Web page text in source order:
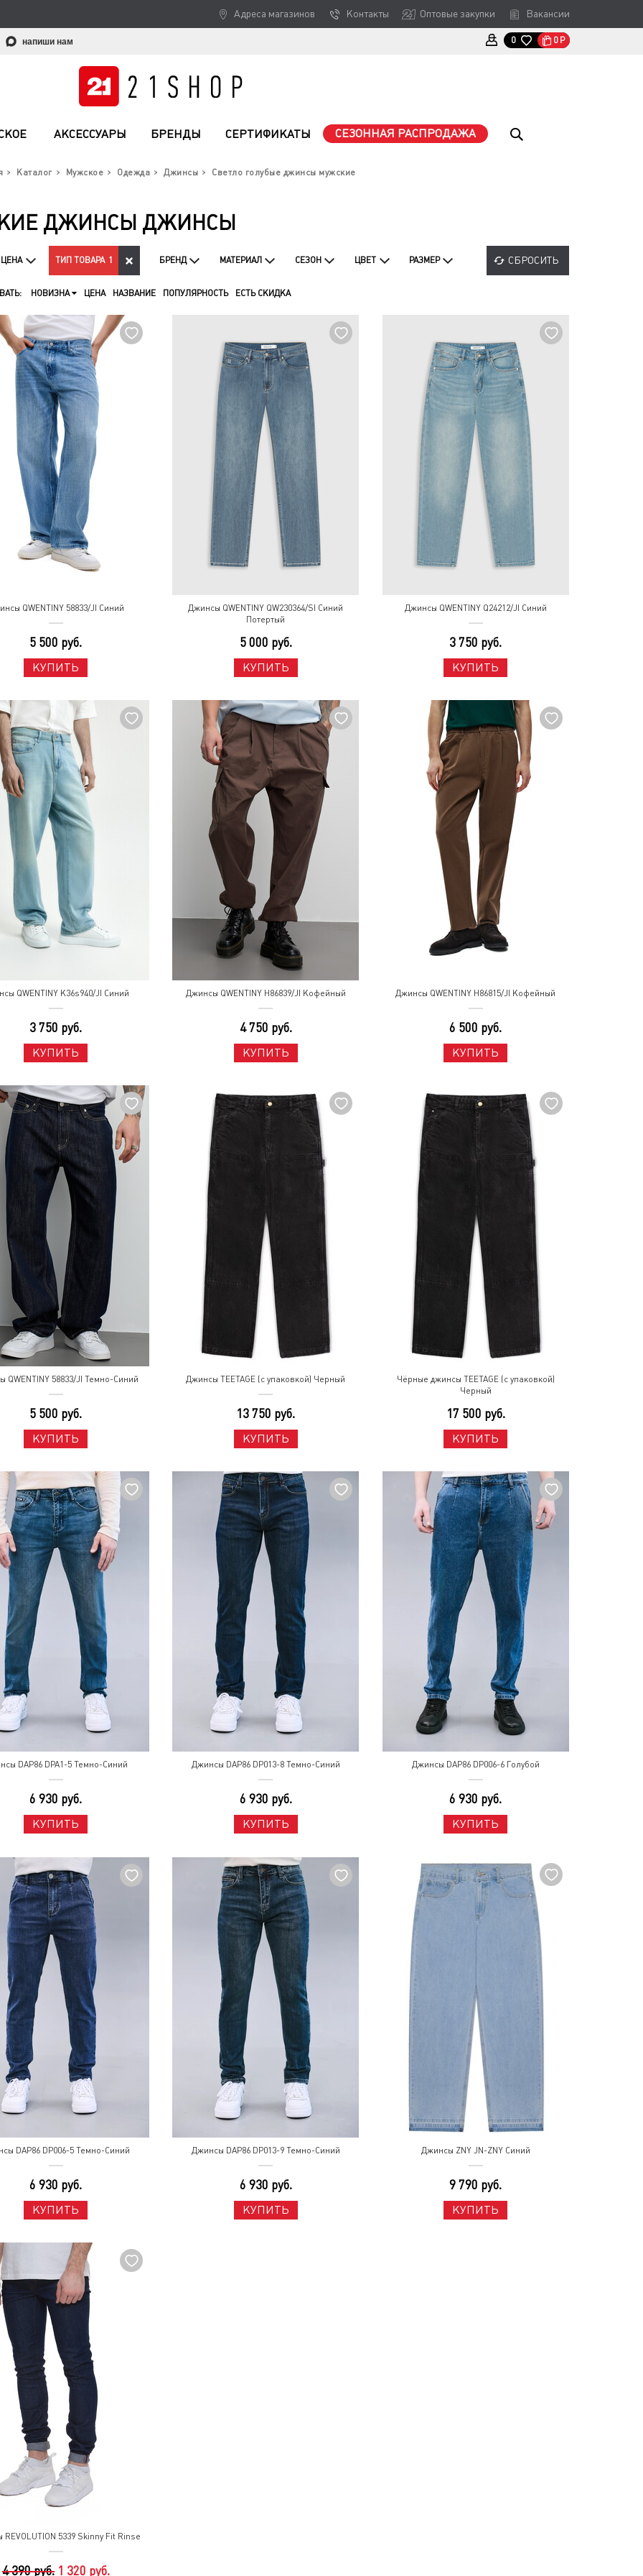
Адреса магазинов Контакты Оптовые закупки Вакансии
напиши нам 0 0 Р
АКСЕССУАРЫ БРЕНДЫ СЕРТИФИКАТЫ СЕЗОННАЯ РАСПРОДАЖА
Каталог Мужское Одежда Джинсы Светло голубые джинсы мужские
ДЖИНСЫ ДЖИНСЫ
ЦЕНА ТИП ТОВАРА 1 БРЕНД МАТЕРИАЛ СЕЗОН ЦВЕТ РАЗМЕР СБРОСИТЬ
НОВИЗНА ЦЕНА НАЗВАНИЕ ПОПУЛЯРНОСТЬ ЕСТЬ СКИДКА
QWENTINY 58833/JI Синий
5 500 руб.
КУПИТЬ
Джинсы QWENTINY QW230364/SI Синий
Потертый
5 000 руб.
КУПИТЬ
Джинсы QWENTINY Q24212/JI Синий
3 750 руб.
КУПИТЬ
QWENTINY K36s940/JI Синий
3 750 руб.
КУПИТЬ
Джинсы QWENTINY H86839/JI Кофейный
4 750 руб.
КУПИТЬ
Джинсы QWENTINY H86815/JI Кофейный
6 500 руб.
КУПИТЬ
QWENTINY 58833/JI Темно-Синий
5 500 руб.
КУПИТЬ
Джинсы TEETAGE (с упаковкой) Черный
13 750 руб.
КУПИТЬ
Чёрные джинсы TEETAGE (с упаковкой)
Черный
17 500 руб.
КУПИТЬ
DAP86 DPA1-5 Темно-Синий
6 930 руб.
КУПИТЬ
Джинсы DAP86 DP013-8 Темно-Синий
6 930 руб.
КУПИТЬ
Джинсы DAP86 DP006-6 Голубой
6 930 руб.
КУПИТЬ
DAP86 DP006-5 Темно-Синий
6 930 руб.
КУПИТЬ
Джинсы DAP86 DP013-9 Темно-Синий
6 930 руб.
КУПИТЬ
Джинсы ZNY JN-ZNY Синий
9 790 руб.
КУПИТЬ
5339 Skinny Fit Rinse
4 390 руб. 1 320 руб.